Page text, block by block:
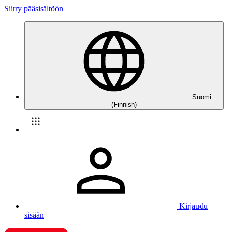
Siirry pääsisältöön
Suomi
(Finnish)
Kirjaudu
sisään